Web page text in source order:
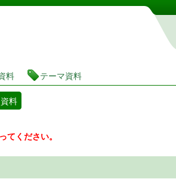
予約システム
料 テーマ資料
料
てください。